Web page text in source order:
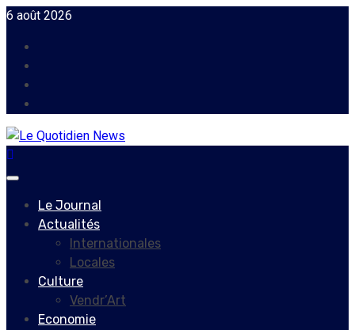
Skip
content
6 août 2026
Primary
Le Journal
Actualités
Internationales
Locales
Culture
Vendr’Art
Economie